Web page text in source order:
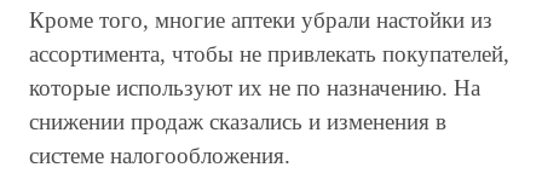
Кроме того, многие аптеки убрали настойки из
ассортимента, чтобы не привлекать покупателей,
которые используют их не по назначению. На
снижении продаж сказались и изменения в
системе налогообложения.